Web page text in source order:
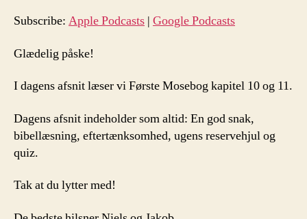
Subscribe: Apple Podcasts | Google Podcasts
Glædelig påske!
I dagens afsnit læser vi Første Mosebog kapitel 10 og 11.
Dagens afsnit indeholder som altid: En god snak,
bibellæsning, eftertænksomhed, ugens reservehjul og
quiz.
Tak at du lytter med!